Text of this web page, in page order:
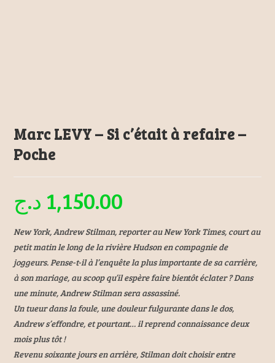
Marc LEVY – Si c’était à refaire –
Poche
1,150.00 د.ج
New York, Andrew Stilman, reporter au New York Times, court au
petit matin le long de la rivière Hudson en compagnie de
joggeurs. Pense-t-il à l’enquête la plus importante de sa carrière,
à son mariage, au scoop qu’il espère faire bientôt éclater ? Dans
une minute, Andrew Stilman sera assassiné.
Un tueur dans la foule, une douleur fulgurante dans le dos,
Andrew s’effondre, et pourtant… il reprend connaissance deux
mois plus tôt !
Revenu soixante jours en arrière, Stilman doit choisir entre